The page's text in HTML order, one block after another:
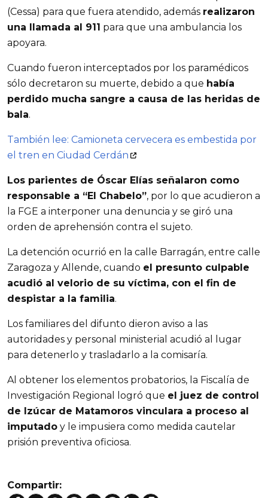
(Cessa) para que fuera atendido, además realizaron
una llamada al 911 para que una ambulancia los
apoyara.
Cuando fueron interceptados por los paramédicos
sólo decretaron su muerte, debido a que había
perdido mucha sangre a causa de las heridas de
bala.
También lee: Camioneta cervecera es embestida por
el tren en Ciudad Cerdán
Los parientes de Óscar Elías señalaron como
responsable a “El Chabelo”, por lo que acudieron a
la FGE a interponer una denuncia y se giró una
orden de aprehensión contra el sujeto.
La detención ocurrió en la calle Barragán, entre calle
Zaragoza y Allende, cuando el presunto culpable
acudió al velorio de su víctima, con el fin de
despistar a la familia.
Los familiares del difunto dieron aviso a las
autoridades y personal ministerial acudió al lugar
para detenerlo y trasladarlo a la comisaría.
Al obtener los elementos probatorios, la Fiscalía de
Investigación Regional logró que el juez de control
de Izúcar de Matamoros vinculara a proceso al
imputado y le impusiera como medida cautelar
prisión preventiva oficiosa.
Compartir: